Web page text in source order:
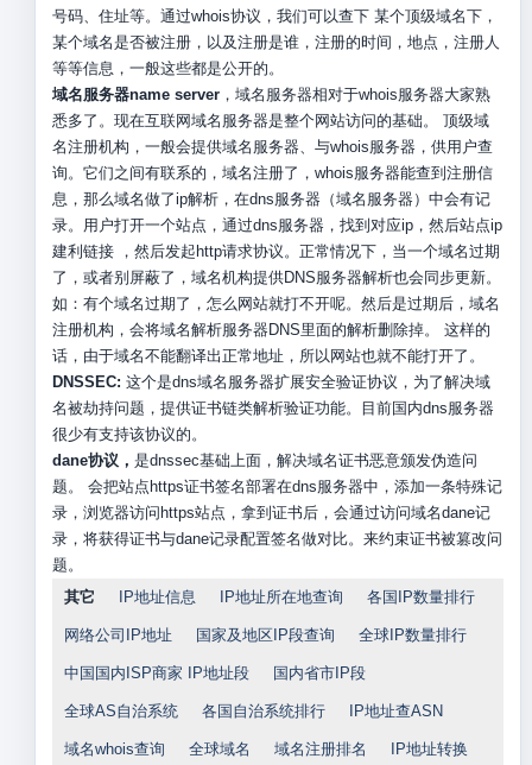
号码、住址等。通过whois协议，我们可以查下 某个顶级域名下，
某个域名是否被注册，以及注册是谁，注册的时间，地点，注册人
等等信息，一般这些都是公开的。
域名服务器name server，域名服务器相对于whois服务器大家熟
悉多了。现在互联网域名服务器是整个网站访问的基础。 顶级域
名注册机构，一般会提供域名服务器、与whois服务器，供用户查
询。它们之间有联系的，域名注册了，whois服务器能查到注册信
息，那么域名做了ip解析，在dns服务器（域名服务器）中会有记
录。用户打开一个站点，通过dns服务器，找到对应ip，然后站点ip
建利链接 ，然后发起http请求协议。正常情况下，当一个域名过期
了，或者别屏蔽了，域名机构提供DNS服务器解析也会同步更新。
如：有个域名过期了，怎么网站就打不开呢。然后是过期后，域名
注册机构，会将域名解析服务器DNS里面的解析删除掉。 这样的
话，由于域名不能翻译出正常地址，所以网站也就不能打开了。
DNSSEC: 这个是dns域名服务器扩展安全验证协议，为了解决域
名被劫持问题，提供证书链类解析验证功能。目前国内dns服务器
很少有支持该协议的。
dane协议， 是dnssec基础上面，解决域名证书恶意颁发伪造问
题。 会把站点https证书签名部署在dns服务器中，添加一条特殊记
录，浏览器访问https站点，拿到证书后，会通过访问域名dane记
录，将获得证书与dane记录配置签名做对比。来约束证书被篡改问
题。
其它
IP地址信息 IP地址所在地查询 各国IP数量排行
网络公司IP地址 国家及地区IP段查询 全球IP数量排行
中国国内ISP商家 IP地址段 国内省市IP段
全球AS自治系统 各国自治系统排行 IP地址查ASN
域名whois查询 全球域名 域名注册排名 IP地址转换